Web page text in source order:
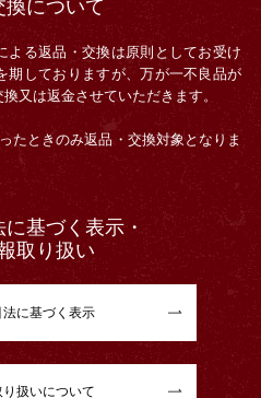
換について
よる返品・交換は原則としてお受け
期しておりますが、万が一不良品が
又は返金させていただきます。
たときのみ返品・交換対象となりま
基づく表示・
取り扱い
に基づく表示
扱いについて